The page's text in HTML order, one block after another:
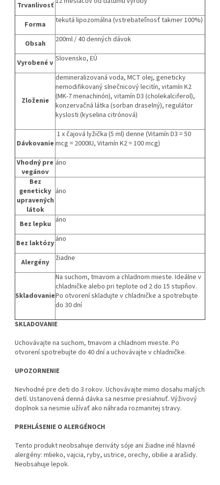
Trvanlivosť
Forma tekutá lipozomálna (vstrebateľnosť takmer 100%)
Obsah 200ml / 40 denných dávok
Vyrobené v Slovensko, EÚ
Zloženie
demineralizovaná voda, MCT olej, geneticky
nemodifikovaný slnečnicový lecitín, vitamín K2
(MK-7 menachinón), vitamín D3 (cholekalciferol),
konzervačná látka (sorban draselný), regulátor
kyslosti (kyselina citrónová)
Dávkovanie
1 x čajová lyžička (5 ml) denne (Vitamín D3 = 50
mcg = 2000IU, Vitamín K2 = 100 mcg)
Vhodný pre
vegánov
áno
Bez
geneticky
upravených
látok
áno
Bez lepku áno
Bez laktózy áno
Alergény žiadne
Skladovanie
Na suchom, tmavom a chladnom mieste. Ideálne v
chladničke alebo pri teplote od 2 do 15 stupňov.
Po otvorení skladujte v chladničke a spotrebujte
do 30 dní
SKLADOVANIE
Uchovávajte na suchom, tmavom a chladnom mieste. Po
otvorení spotrebujte do 40 dní a uchovávajte v chladničke.
UPOZORNENIE
Nevhodné pre deti do 3 rokov. Uchovávajte mimo dosahu malých
detí. Ustanovená denná dávka sa nesmie presiahnuť. Výživový
doplnok sa nesmie užívať ako náhrada rozmanitej stravy.
PREHLÁSENIE O ALERGÉNOCH
Tento produkt neobsahuje deriváty sóje ani žiadne iné hlavné
alergény: mlieko, vajcia, ryby, ustrice, orechy, obilie a arašidy.
Neobsahuje lepok.